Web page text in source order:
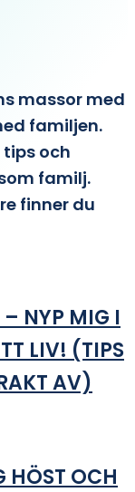
massor med
familjen.
och
familj.
finner du
– NYP MIG I
LIV! (TIPS
AV)
HÖST OCH